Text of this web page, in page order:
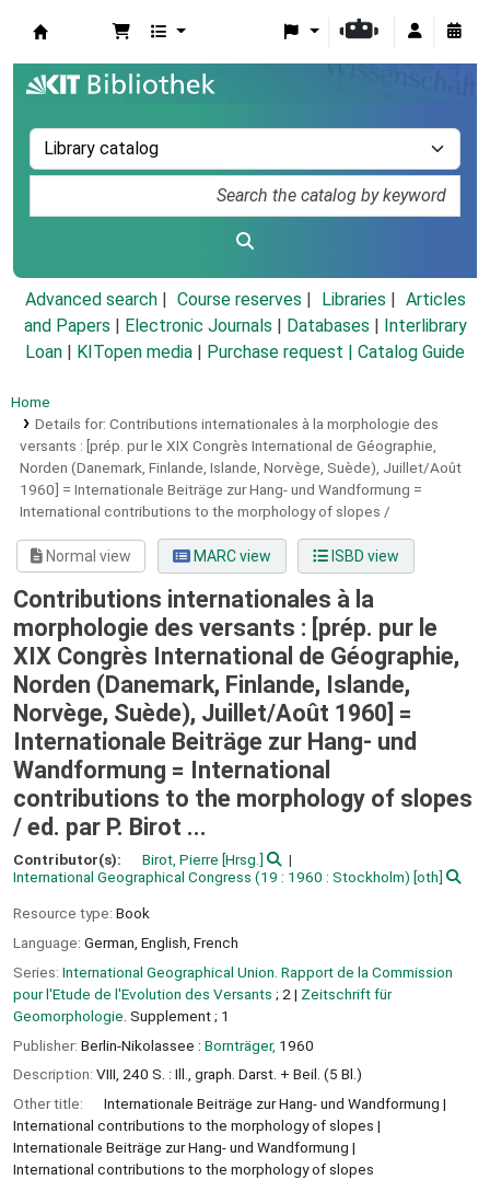
Advanced search Course reserves Libraries
Articles
and Papers
Electronic Journals Databases
Interlibrary
Loan
KITopen media Purchase request | Catalog Guide
Home
Details for: Contributions internationales à la morphologie des
versants : [prép. pur le XIX Congrès International de Géographie,
Norden (Danemark, Finlande, Islande, Norvège, Suède), Juillet/Août
1960] = Internationale Beiträge zur Hang- und Wandformung =
International contributions to the morphology of slopes /
Normal view MARC view ISBD view
Contributions internationales à la
morphologie des versants : [prép. pur le
XIX Congrès International de Géographie,
Norden (Danemark, Finlande, Islande,
Norvège, Suède), Juillet/Août 1960] =
Internationale Beiträge zur Hang- und
Wandformung = International
contributions to the morphology of slopes
/ ed. par P. Birot ...
Contributor(s): Birot, Pierre [Hrsg.]
International Geographical Congress (19 : 1960 : Stockholm) [oth]
Resource type: Book
Language: German English French
Series: International Geographical Union. Rapport de la Commission
pour l'Etude de l'Evolution des Versants ; 2 | Zeitschrift für
Geomorphologie . Supplement ; 1
Publisher: Berlin-Nikolassee : Bornträger, 1960
Description: VIII, 240 S. : Ill., graph. Darst. + Beil. (5 Bl.)
Other title:
Internationale Beiträge zur Hang- und Wandformung
International contributions to the morphology of slopes
Internationale Beiträge zur Hang- und Wandformung
International contributions to the morphology of slopes